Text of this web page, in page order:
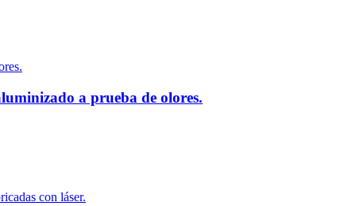
a prueba de olores.